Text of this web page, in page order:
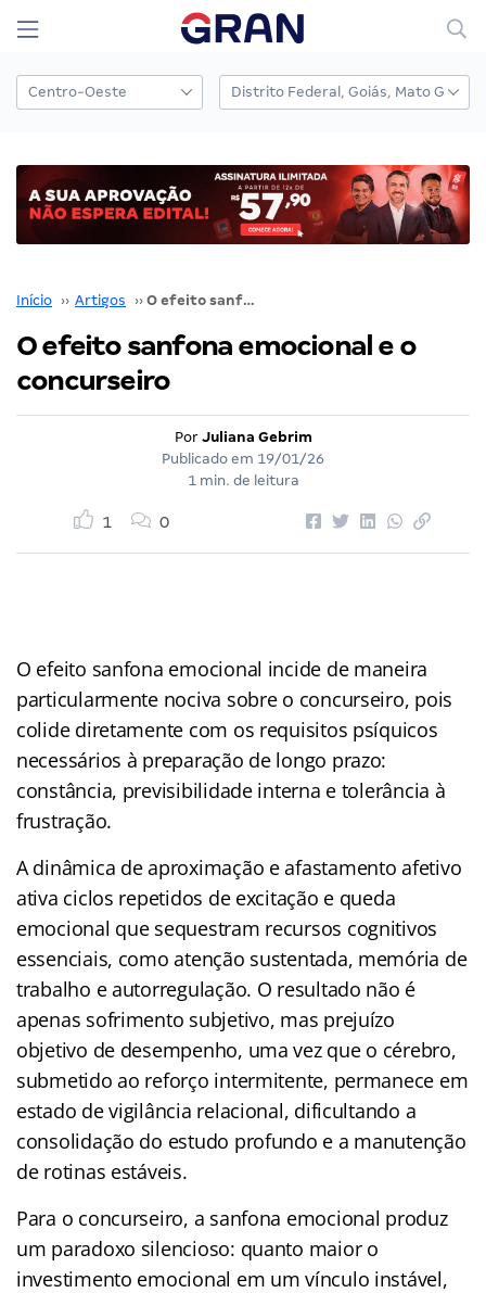
Início ›› Artigos ›› O efeito sanfona emocional e o concurseiro
O efeito sanfona emocional e o
concurseiro
Por Juliana Gebrim
Publicado em 19/01/26
1 min. de leitura
1 0
O efeito sanfona emocional incide de maneira
particularmente nociva sobre o concurseiro, pois
colide diretamente com os requisitos psíquicos
necessários à preparação de longo prazo:
constância, previsibilidade interna e tolerância à
frustração.
A dinâmica de aproximação e afastamento afetivo
ativa ciclos repetidos de excitação e queda
emocional que sequestram recursos cognitivos
essenciais, como atenção sustentada, memória de
trabalho e autorregulação. O resultado não é
apenas sofrimento subjetivo, mas prejuízo
objetivo de desempenho, uma vez que o cérebro,
submetido ao reforço intermitente, permanece em
estado de vigilância relacional, dificultando a
consolidação do estudo profundo e a manutenção
de rotinas estáveis.
Para o concurseiro, a sanfona emocional produz
um paradoxo silencioso: quanto maior o
investimento emocional em um vínculo instável,